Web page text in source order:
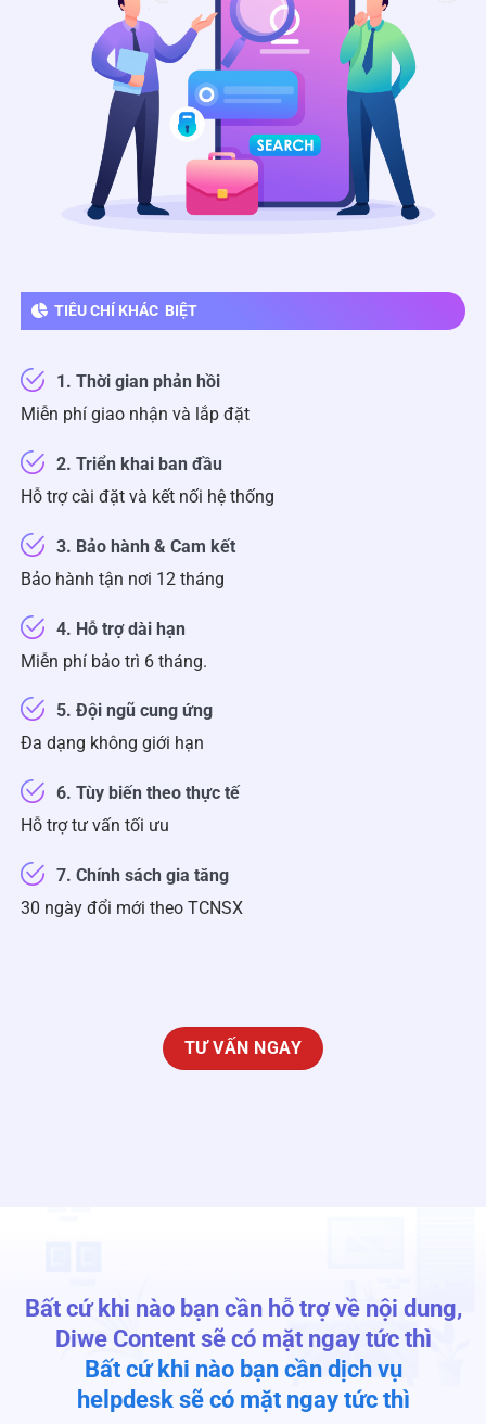
TIÊU CHÍ KHÁC BIỆT
1. Thời gian phản hồi
Miễn phí giao nhận và lắp đặt
2. Triển khai ban đầu
Hỗ trợ cài đặt và kết nối hệ thống
3. Bảo hành & Cam kết
Bảo hành tận nơi 12 tháng
4. Hỗ trợ dài hạn
Miễn phí bảo trì 6 tháng.
5. Đội ngũ cung ứng
Đa dạng không giới hạn
6. Tùy biến theo thực tế
Hỗ trợ tư vấn tối ưu
7. Chính sách gia tăng
30 ngày đổi mới theo TCNSX
TƯ VẤN NGAY
Bất cứ khi nào bạn cần hỗ trợ về nội dung,
Diwe Content sẽ có mặt ngay tức thì
Bất cứ khi nào bạn cần dịch vụ
helpdesk sẽ có mặt ngay tức thì